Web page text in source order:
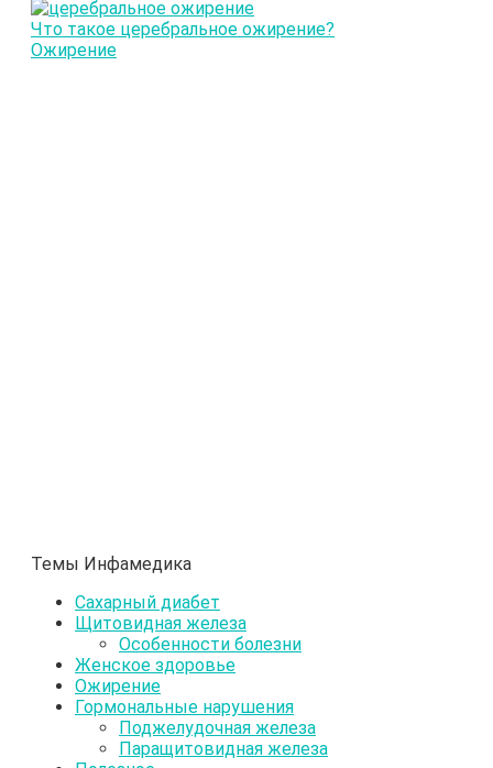
Что такое церебральное ожирение?
Ожирение
Темы Инфамедика
Сахарный диабет
Щитовидная железа
Особенности болезни
Женское здоровье
Ожирение
Гормональные нарушения
Поджелудочная железа
Паращитовидная железа